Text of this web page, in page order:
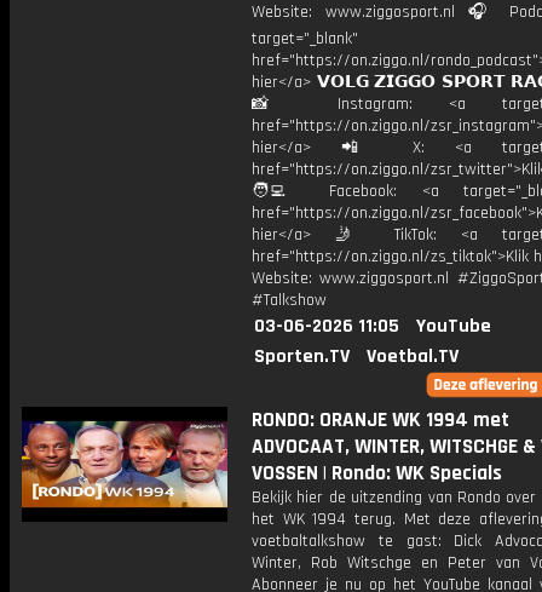
Website: www.ziggosport.nl 🎧
target="_blank"
href="https://on.ziggo.nl/
hier</a> 𝗩𝗢𝗟𝗚 𝗭𝗜𝗚𝗚𝗢 𝗦𝗣𝗢𝗥𝗧
📸 Instagram: <a
href="https://on.ziggo.nl/
hier</a> 📲 X: <a
href="https://on.ziggo.nl/
🧑‍💻 Facebook: <a
href="https://on.ziggo.nl/
hier</a> 🤳 TikTok: <a
href="https://on.ziggo.nl/zs_tiktok">Klik
Website: www.ziggosport.nl
#Talkshow
03-06-2026 11:05
YouTube
Sporten.TV
Voetbal.TV
RONDO: ORANJE WK 1994 met
ADVOCAAT, WINTER, WITSCHGE &
VOSSEN | Rondo: WK Specials
Bekijk hier de uitzending van Rondo over
het WK 1994 terug. Met deze
voetbaltalkshow te gast: Dick
Winter, Rob Witschge en Peter van
Abonneer je nu op het YouTube kanaal